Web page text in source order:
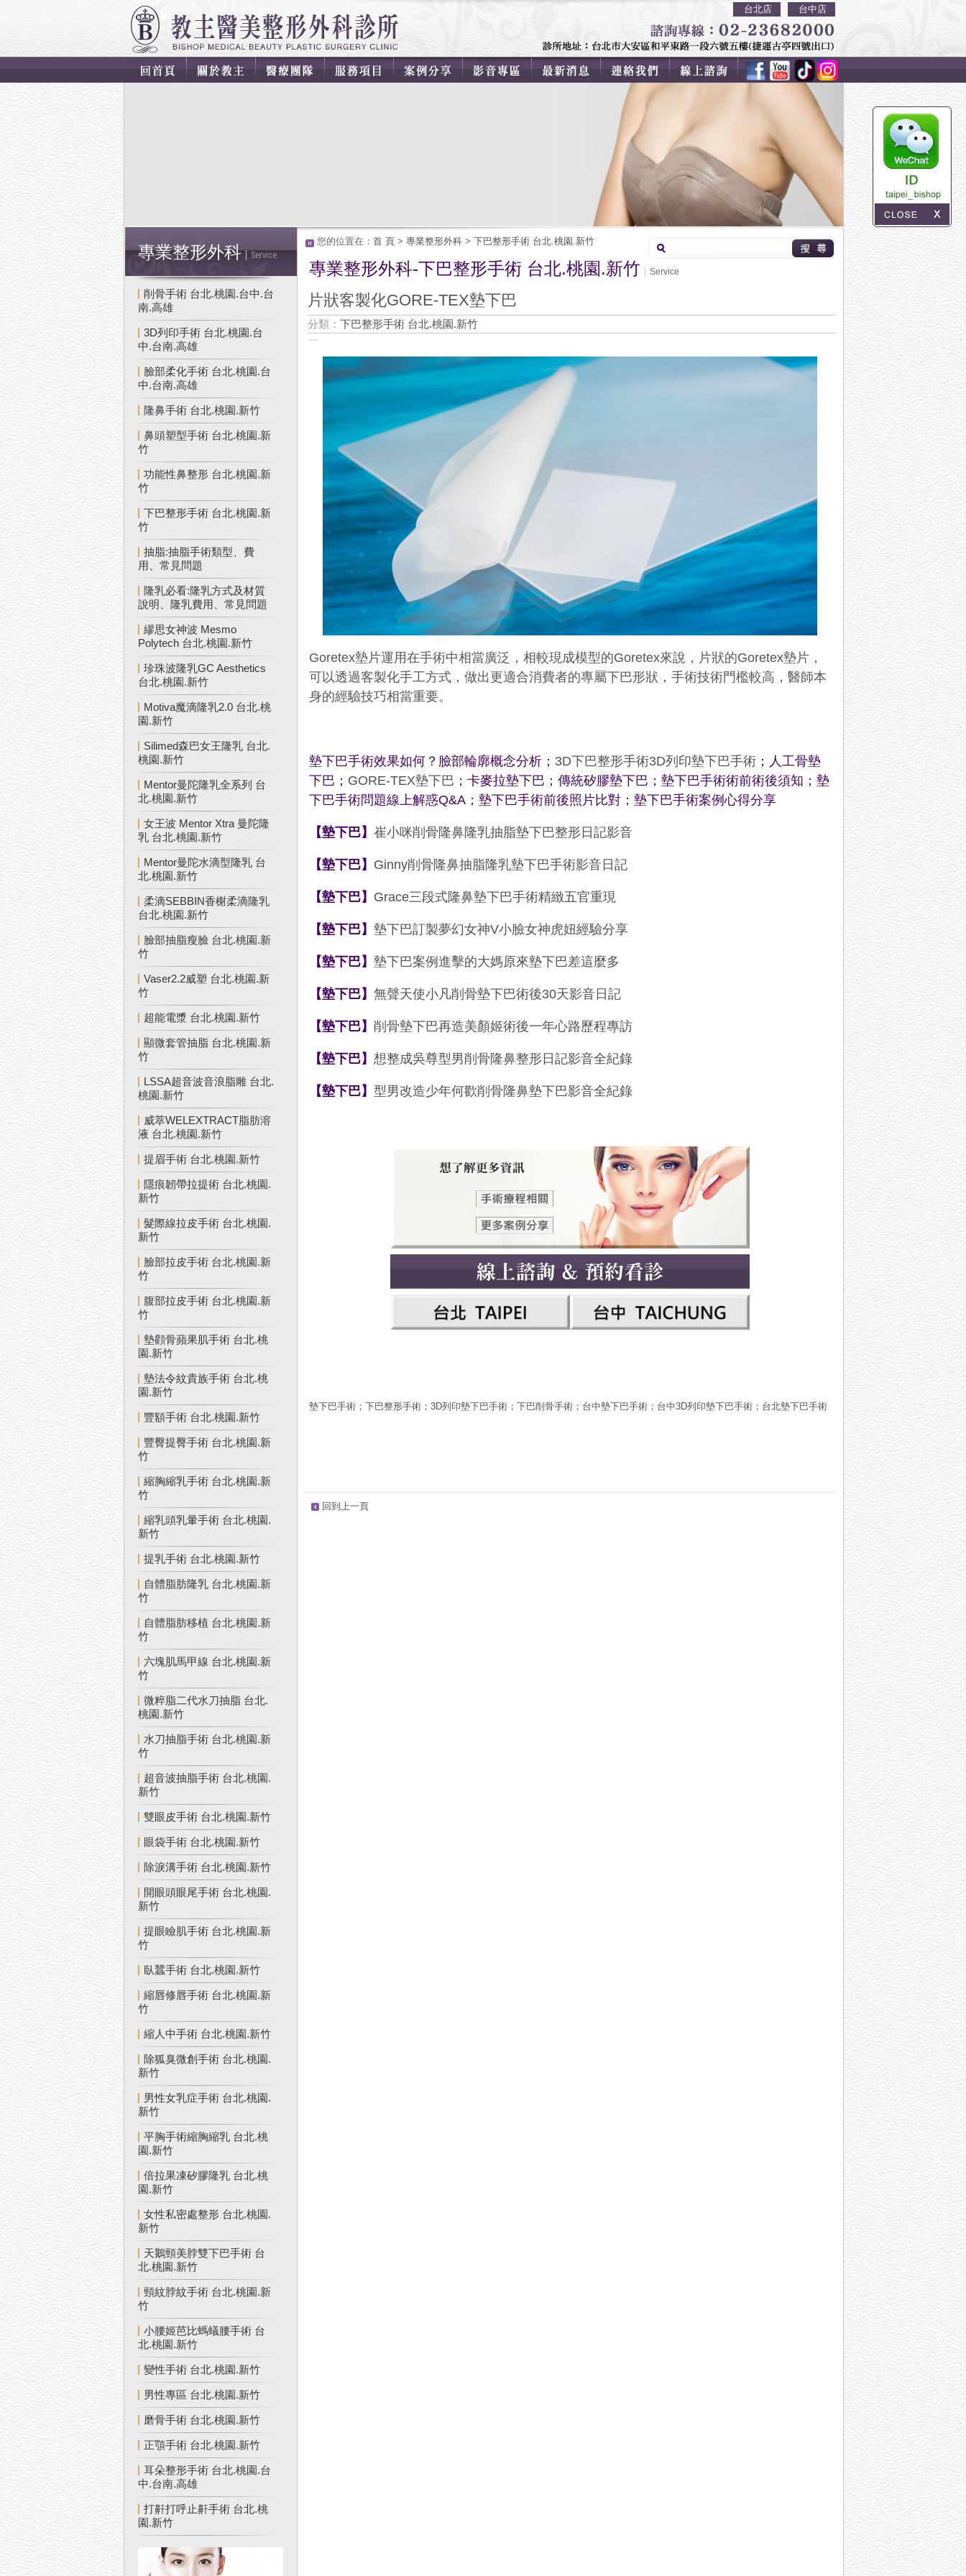
台北店 台中店
專業整形外科 Service
削骨手術 台北.桃園.台中.台
南.高雄
3D列印手術 台北.桃園.台
中.台南.高雄
臉部柔化手術 台北.桃園.台
中.台南.高雄
隆鼻手術 台北.桃園.新竹
鼻頭塑型手術 台北.桃園.新
竹
功能性鼻整形 台北.桃園.新
竹
下巴整形手術 台北.桃園.新
竹
抽脂:抽脂手術類型、費
用、常見問題
隆乳必看:隆乳方式及材質
說明、隆乳費用、常見問題
繆思女神波 Mesmo
Polytech 台北.桃園.新竹
珍珠波隆乳GC Aesthetics
台北.桃園.新竹
Motiva魔滴隆乳2.0 台北.桃
園.新竹
Silimed森巴女王隆乳 台北.
桃園.新竹
Mentor曼陀隆乳全系列 台
北.桃園.新竹
女王波 Mentor Xtra 曼陀隆
乳 台北.桃園.新竹
Mentor曼陀水滴型隆乳 台
北.桃園.新竹
柔滴SEBBIN香榭柔滴隆乳
台北.桃園.新竹
臉部抽脂瘦臉 台北.桃園.新
竹
Vaser2.2威塑 台北.桃園.新
竹
超能電漿 台北.桃園.新竹
顯微套管抽脂 台北.桃園.新
竹
LSSA超音波音浪脂雕 台北.
桃園.新竹
威萃WELEXTRACT脂肪溶
液 台北.桃園.新竹
提眉手術 台北.桃園.新竹
隱痕韌帶拉提術 台北.桃園.
新竹
髮際線拉皮手術 台北.桃園.
新竹
臉部拉皮手術 台北.桃園.新
竹
腹部拉皮手術 台北.桃園.新
竹
墊顴骨蘋果肌手術 台北.桃
園.新竹
墊法令紋貴族手術 台北.桃
園.新竹
豐額手術 台北.桃園.新竹
豐臀提臀手術 台北.桃園.新
竹
縮胸縮乳手術 台北.桃園.新
竹
縮乳頭乳暈手術 台北.桃園.
新竹
提乳手術 台北.桃園.新竹
自體脂肪隆乳 台北.桃園.新
竹
自體脂肪移植 台北.桃園.新
竹
六塊肌馬甲線 台北.桃園.新
竹
微粹脂二代水刀抽脂 台北.
桃園.新竹
水刀抽脂手術 台北.桃園.新
竹
超音波抽脂手術 台北.桃園.
新竹
雙眼皮手術 台北.桃園.新竹
眼袋手術 台北.桃園.新竹
除淚溝手術 台北.桃園.新竹
開眼頭眼尾手術 台北.桃園.
新竹
提眼瞼肌手術 台北.桃園.新
竹
臥蠶手術 台北.桃園.新竹
縮唇修唇手術 台北.桃園.新
竹
縮人中手術 台北.桃園.新竹
除狐臭微創手術 台北.桃園.
新竹
男性女乳症手術 台北.桃園.
新竹
平胸手術縮胸縮乳 台北.桃
園.新竹
倍拉果凍矽膠隆乳 台北.桃
園.新竹
女性私密處整形 台北.桃園.
新竹
天鵝頸美脖雙下巴手術 台
北.桃園.新竹
頸紋脖紋手術 台北.桃園.新
竹
小腰姬芭比螞蟻腰手術 台
北.桃園.新竹
變性手術 台北.桃園.新竹
男性專區 台北.桃園.新竹
磨骨手術 台北.桃園.新竹
正顎手術 台北.桃園.新竹
耳朵整形手術 台北.桃園.台
中.台南.高雄
打鼾打呼止鼾手術 台北.桃
園.新竹
您的位置在： 首 頁 > 專業整形外科 > 下巴整形手術 台北.桃園.新竹
專業整形外科-下巴整形手術 台北.桃園.新竹 Service
片狀客製化GORE-TEX墊下巴
分類： 下巴整形手術 台北.桃園.新竹
Goretex墊片運用在手術中相當廣泛，相較現成模型的Goretex來說，片狀的Goretex墊片，
可以透過客製化手工方式，做出更適合消費者的專屬下巴形狀，手術技術門檻較高，醫師本
身的經驗技巧相當重要。
墊下巴手術效果如何？臉部輪廓概念分析 ； 3D下巴整形手術3D列印墊下巴手術 ； 人工骨墊
下巴 ； GORE-TEX墊下巴 ；卡麥拉墊下巴 ；傳統矽膠墊下巴 ；墊下巴手術術前術後須知 ；墊
下巴手術問題線上解惑Q&A ；墊下巴手術前後照片比對 ；墊下巴手術案例心得分享
【墊下巴】崔小咪削骨隆鼻隆乳抽脂墊下巴整形日記影音
【墊下巴】 Ginny削骨隆鼻抽脂隆乳墊下巴手術影音日記
【墊下巴】 Grace三段式隆鼻墊下巴手術精緻五官重現
【墊下巴】墊下巴訂製夢幻女神V小臉女神虎妞經驗分享
【墊下巴】墊下巴案例進擊的大媽原來墊下巴差這麼多
【墊下巴】無聲天使小凡削骨墊下巴術後30天影音日記
【墊下巴】削骨墊下巴再造美顏姬術後一年心路歷程專訪
【墊下巴】想整成吳尊型男削骨隆鼻整形日記影音全紀錄
【墊下巴】型男改造少年何歡削骨隆鼻墊下巴影音全紀錄
墊下巴手術 ；下巴整形手術 ；3D列 印墊下巴手術 ；下巴削骨手術 ； 台中墊下巴手術 ； 台中3D列 印墊下巴手術 ； 台北墊下巴手術
回到上一頁